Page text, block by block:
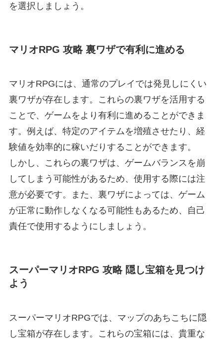
を選択しましょう。
マリオRPG 攻略 裏ワザで有利に進める
マリオRPGには、通常のプレイでは発見しにくい
裏ワザが存在します。これらの裏ワザを活用する
ことで、ゲームをより有利に進めることができま
す。例えば、特定のアイテムを増殖させたり、経
験値を効率的に稼いだりすることができます。
しかし、これらの裏ワザは、ゲームバランスを崩
してしまう可能性があるため、使用する際には注
意が必要です。また、裏ワザによっては、ゲーム
が正常に動作しなくなる可能性もあるため、自己
責任で使用するようにしましょう。
スーパーマリオRPG 攻略 隠し宝箱を見つけ
よう
スーパーマリオRPGでは、マップのあちこちに隠
し宝箱が存在します。これらの宝箱には、貴重な